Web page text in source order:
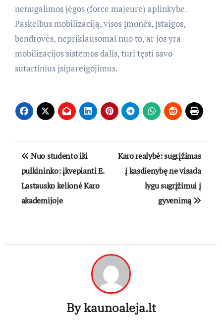
nenugalimos jėgos (force majeure) aplinkybe.
Paskelbus mobilizaciją, visos įmonės, įstaigos,
bendrovės, nepriklausomai nuo to, ar jos yra
mobilizacijos sistemos dalis, turi tęsti savo
sutartinius įsipareigojimus.
Navigacija
tarp
įrašų
Nuo studento iki
pulkininko: įkvepianti E.
Lastausko kelionė Karo
akademijoje
Karo realybė: sugrįžimas
į kasdienybę ne visada
lygu sugrįžimui į
gyvenimą
Bykaunoaleja.lt